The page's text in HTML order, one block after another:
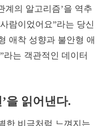
계의 알고리즘’을 역추
람이었어요”라는 당신
애착 성향과 불안형 애
는 객관적인 데이터
을 읽어낸다.
한 비극처럼 느껴지는